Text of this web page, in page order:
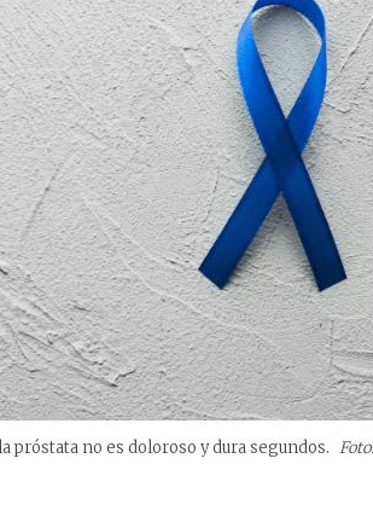
próstata no es doloroso y dura segundos.